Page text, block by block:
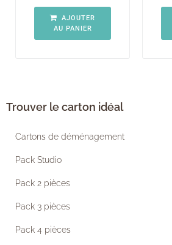
AJOUTER
AU PANIER
Trouver le carton idéal
Cartons de déménagement
Pack Studio
Pack 2 pièces
Pack 3 pièces
Pack 4 pièces